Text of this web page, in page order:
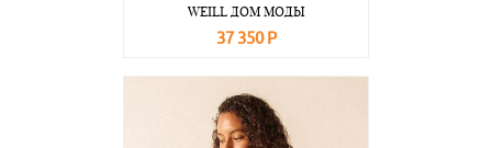
WEILL ДОМ МОДЫ
37 350 Р